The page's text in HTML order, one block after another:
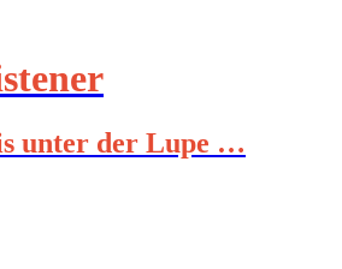
unter der Lupe …